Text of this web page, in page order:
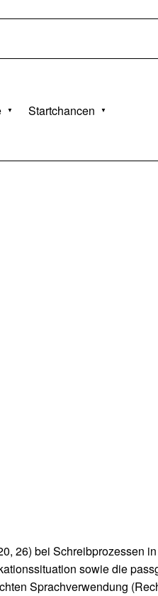
Startchancen
26) bei Schreibprozessen
sowie die
Sprachverwendung